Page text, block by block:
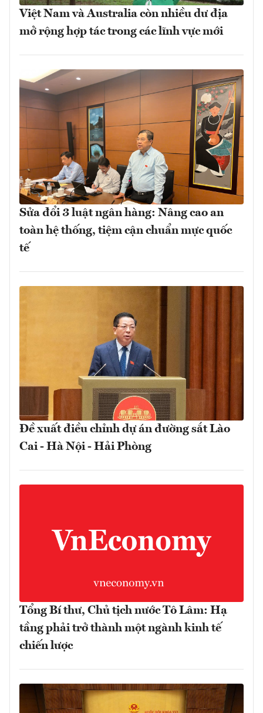
Việt Nam và Australia còn nhiều dư địa
mở rộng hợp tác trong các lĩnh vực mới
Sửa đổi 3 luật ngân hàng: Nâng cao an
toàn hệ thống, tiệm cận chuẩn mực quốc
tế
Đề xuất điều chỉnh dự án đường sắt Lào
Cai - Hà Nội - Hải Phòng
Tổng Bí thư, Chủ tịch nước Tô Lâm: Hạ
tầng phải trở thành một ngành kinh tế
chiến lược